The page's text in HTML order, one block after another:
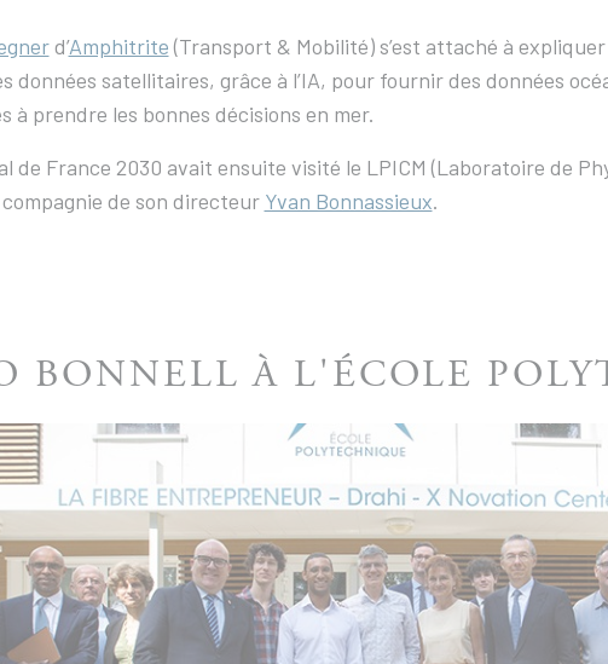
d’Amphitrite(Transport & Mobilité) s’est attaché à
données satellitaires, grâce à l’IA, pour fournir des données
à prendre les bonnes décisions en mer.
de France 2030 avait ensuite visité le LPICM (Laboratoire de
de son directeur Yvan Bonnassieux.
BONNELL À L'ÉCOLE